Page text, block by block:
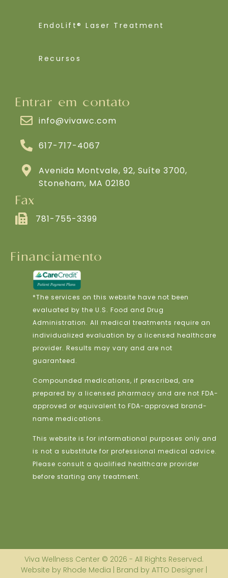
EndoLift® Laser Treatment
Recursos
Entrar em contato
info@vivawc.com
617-717-4067
Avenida Montvale, 92, Suíte 3700,
Stoneham, MA 02180
Fax
781-755-3399
Financiamento
*The services on this website have not been
evaluated by the U.S. Food and Drug
Administration. All medical treatments require an
individualized evaluation by a licensed healthcare
provider. Results may vary and are not
guaranteed.
Compounded medications, if prescribed, are
prepared by a licensed pharmacy and are not FDA-
approved or equivalent to FDA-approved brand-
name medications.
This website is for informational purposes only and
is not a substitute for professional medical advice.
Please consult a qualified healthcare provider
before starting any treatment.
Viva Wellness Center © 2026 - All Rights Reserved.
Website by Rhode Media | Brand by ATTO Designer |